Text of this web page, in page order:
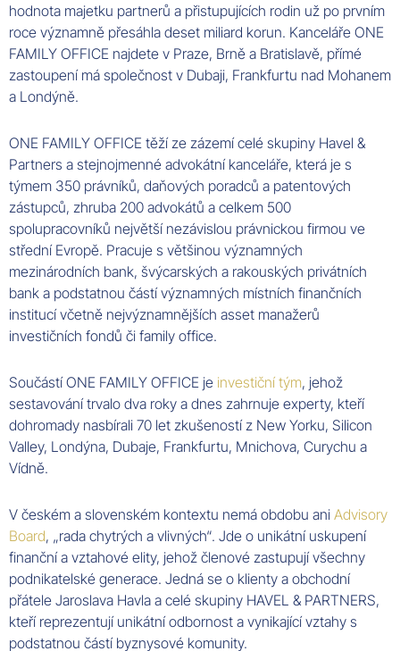
hodnota majetku partnerů a přistupujících rodin už po prvním
roce významně přesáhla deset miliard korun. Kanceláře ONE
FAMILY OFFICE najdete v Praze, Brně a Bratislavě, přímé
zastoupení má společnost v Dubaji, Frankfurtu nad Mohanem
a Londýně.
ONE FAMILY OFFICE těží ze zázemí celé skupiny Havel &
Partners a stejnojmenné advokátní kanceláře, která je s
týmem 350 právníků, daňových poradců a patentových
zástupců, zhruba 200 advokátů a celkem 500
spolupracovníků největší nezávislou právnickou firmou ve
střední Evropě. Pracuje s většinou významných
mezinárodních bank, švýcarských a rakouských privátních
bank a podstatnou částí významných místních finančních
institucí včetně nejvýznamnějších asset manažerů
investičních fondů či family office.
Součástí ONE FAMILY OFFICE je investiční tým, jehož
sestavování trvalo dva roky a dnes zahrnuje experty, kteří
dohromady nasbírali 70 let zkušeností z New Yorku, Silicon
Valley, Londýna, Dubaje, Frankfurtu, Mnichova, Curychu a
Vídně.
V českém a slovenském kontextu nemá obdobu ani Advisory
Board, „rada chytrých a vlivných“. Jde o unikátní uskupení
finanční a vztahové elity, jehož členové zastupují všechny
podnikatelské generace. Jedná se o klienty a obchodní
přátele Jaroslava Havla a celé skupiny HAVEL & PARTNERS,
kteří reprezentují unikátní odbornost a vynikající vztahy s
podstatnou částí byznysové komunity.